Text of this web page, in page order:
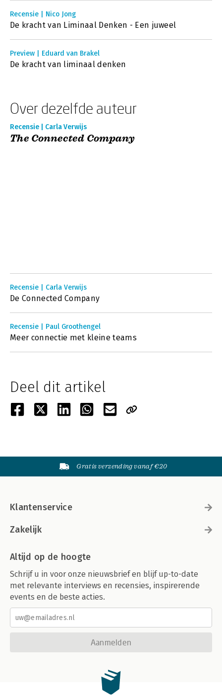
Recensie | Nico Jong
De kracht van Liminaal Denken - Een juweel
Preview | Eduard van Brakel
De kracht van liminaal denken
Over dezelfde auteur
Recensie | Carla Verwijs
The Connected Company
Recensie | Carla Verwijs
De Connected Company
Recensie | Paul Groothengel
Meer connectie met kleine teams
Deel dit artikel
Gratis verzending vanaf €20
Klantenservice
Zakelijk
Altijd op de hoogte
Schrijf u in voor onze nieuwsbrief en blijf up-to-date
met relevante interviews en recensies, inspirerende
events en de beste acties.
Aanmelden